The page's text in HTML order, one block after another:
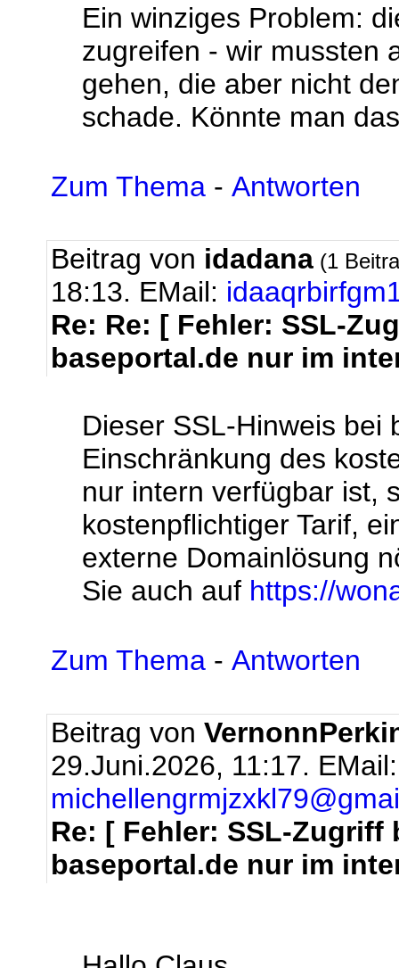
Ein winziges Problem:
zugreifen - wir mussten
gehen, die aber nicht
schade. Könnte man
Zum Thema - Antworten
Beitrag von idadana (1
18:13. EMail:
Re: Re: [ Fehler: SSL-
baseportal.de nur im
Dieser SSL-Hinweis bei
Einschränkung des
nur intern verfügbar ist,
kostenpflichtiger Tarif,
externe Domainlösung
Sie auch auf https://
Zum Thema - Antworten
Beitrag von
29.Juni.2026, 11:17. EMail:
Re: [ Fehler: SSL-Zugriff
baseportal.de nur im